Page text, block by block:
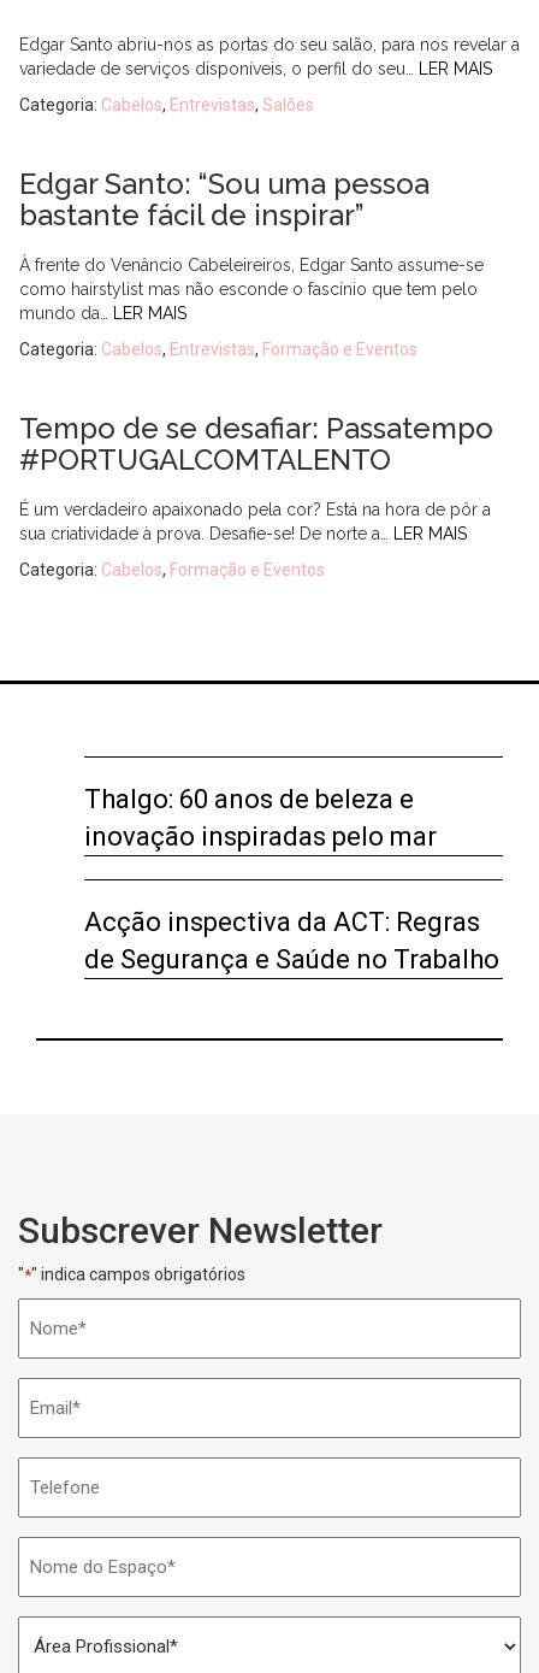
Edgar Santo abriu-nos as portas do seu salão, para nos revelar a
variedade de serviços disponíveis, o perfil do seu…
LER MAIS
Categoria: Cabelos, Entrevistas, Salões
Edgar Santo: “Sou uma pessoa
bastante fácil de inspirar”
À frente do Venâncio Cabeleireiros, Edgar Santo assume-se
como hairstylist mas não esconde o fascínio que tem pelo
mundo da…
LER MAIS
Categoria: Cabelos, Entrevistas, Formação e Eventos
Tempo de se desafiar: Passatempo
#PORTUGALCOMTALENTO
É um verdadeiro apaixonado pela cor? Está na hora de pôr a
sua criatividade à prova. Desafie-se! De norte a…
LER MAIS
Categoria: Cabelos, Formação e Eventos
Thalgo: 60 anos de beleza e
inovação inspiradas pelo mar
Acção inspectiva da ACT: Regras
de Segurança e Saúde no Trabalho
Subscrever Newsletter
"*" indica campos obrigatórios
do
Espaço
Profissional